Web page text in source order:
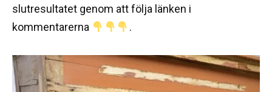
slutresultatet genom att följa länken i
kommentarerna
.